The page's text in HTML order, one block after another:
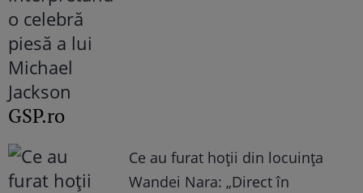
GSP.ro
Ce au furat hoții din locuința
Wandei Nara: „Direct în